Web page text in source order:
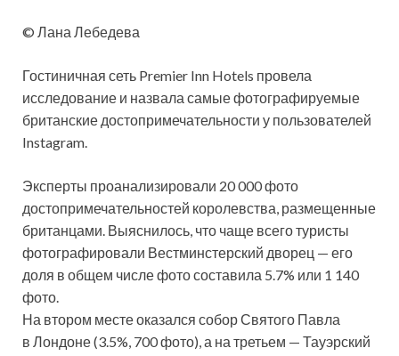
© Лана Лебедева
Гостиничная сеть Premier Inn Hotels провела
исследование и назвала самые фотографируемые
британские достопримечательности у пользователей
Instagram.
Эксперты проанализировали 20 000 фото
достопримечательностей королевства, размещенные
британцами. Выяснилось, что чаще всего туристы
фотографировали Вестминстерский дворец — его
доля в общем числе фото составила 5.7% или 1 140
фото.
На втором месте оказался собор Святого Павла
в Лондоне (3.5%, 700 фото), а на третьем — Тауэрский